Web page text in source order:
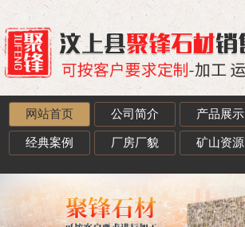
网站首页 公司简介 产品展示
经典案例 厂房厂貌
矿山资源